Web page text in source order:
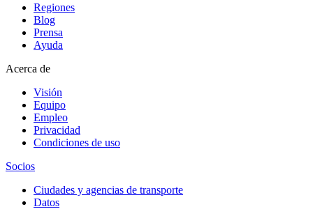
Regiones
Blog
Prensa
Ayuda
Acerca de
Visión
Equipo
Empleo
Privacidad
Condiciones de uso
Socios
Ciudades y agencias de transporte
Datos